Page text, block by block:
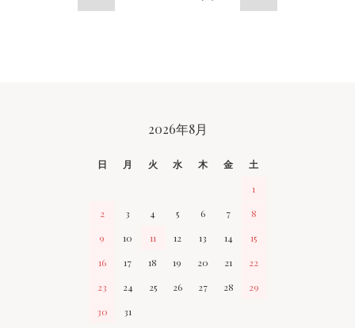
2026年8月
日 月 火 水 木 金
土
1
2
3 4 5 6 7
8
9
10 11 12 13 14
15
16
17 18 19 20 21
22
23
24 25 26 27 28
29
30
31